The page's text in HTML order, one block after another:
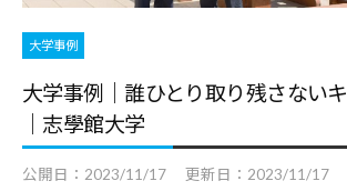
大学事例
大学事例｜誰ひとり取り残さない
｜志學館大学
公開日： 2023/11/17 更新日： 2023/11/17